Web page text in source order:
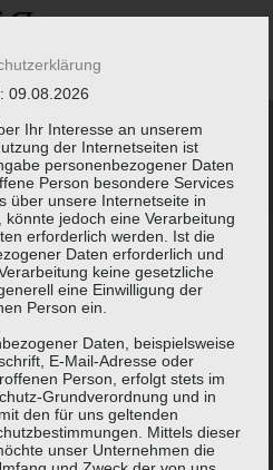
Springe
Inhalt
LEISTUNGEN
09.08.2026
Ihr Interesse an unserem
der Internetseiten ist
personenbezogener Daten
Person besondere Services
über unsere Internetseite in
jedoch eine Verarbeitung
erforderlich werden. Ist die
Daten erforderlich und
keine gesetzliche
eine Einwilligung der
Person ein.
Daten, beispielsweise
E-Mail-Adresse oder
Person, erfolgt stets im
Grundverordnung und in
den für uns geltenden
Mittels dieser
unser Unternehmen die